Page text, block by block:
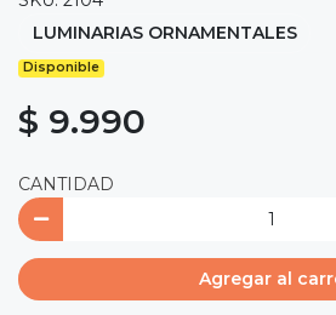
LUMINARIAS ORNAMENTALES
Disponible
$ 9.990
CANTIDAD
Agregar al